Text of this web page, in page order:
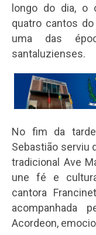
longo do dia, o
quatro cantos
uma das
santaluzienses.
No fim da
Sebastião serviu
tradicional Ave
une fé e
cantora
acompanhada
Acordeon,